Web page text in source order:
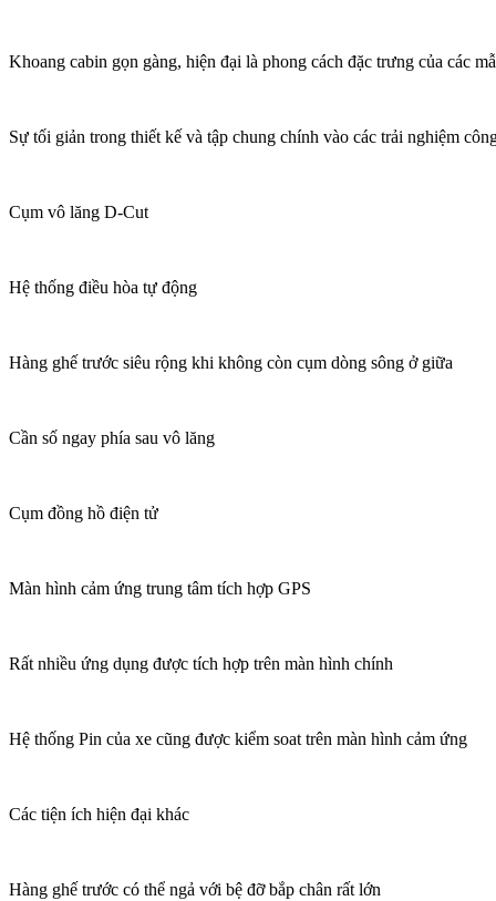
Khoang cabin gọn gàng, hiện đại là phong cách đặc trưng của các
Sự tối giản trong thiết kế và tập chung chính vào các trải nghiệm
Cụm vô lăng D-Cut
Hệ thống điều hòa tự động
Hàng ghế trước siêu rộng khi không còn cụm dòng sông ở giữa
Cần số ngay phía sau vô lăng
Cụm đồng hồ điện tử
Màn hình cảm ứng trung tâm tích hợp GPS
Rất nhiều ứng dụng được tích hợp trên màn hình chính
Hệ thống Pin của xe cũng được kiểm soat trên màn hình cảm ứng
Các tiện ích hiện đại khác
Hàng ghế trước có thể ngả với bệ đỡ bắp chân rất lớn